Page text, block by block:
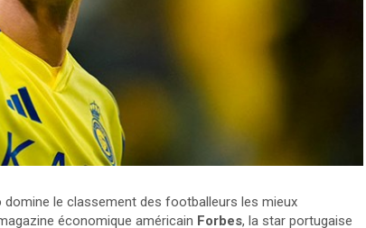
domine le classement des footballeurs les mieux
économique américain Forbes, la star portugaise